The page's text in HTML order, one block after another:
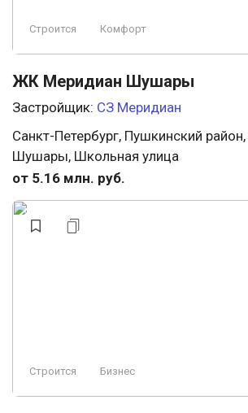
Строится Комфорт
ЖК Меридиан Шушары
Застройщик: СЗ Меридиан
Санкт-Петербург, Пушкинский
Шушары, Школьная улица
от 5.16 млн. руб.
Строится Бизнес